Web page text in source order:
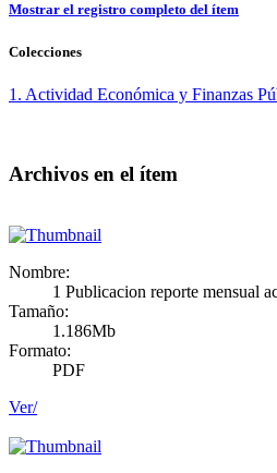
Mostrar el registro completo del ítem
Colecciones
1. Actividad Económica y Finanzas
Archivos en el ítem
Nombre:
1 Publicacion reporte mensual
Tamaño:
1.186Mb
Formato:
PDF
Ver/